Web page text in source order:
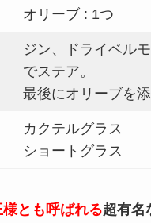
オリーブ : 1つ
ジン、ドライベル
でステア。
最後にオリーブを添
カクテルグラス
ショートグラス
とも呼ばれる超有名